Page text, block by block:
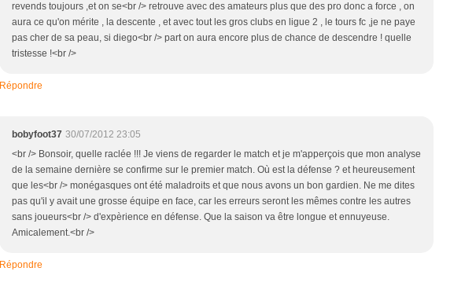
revends toujours ,et on se<br /> retrouve avec des amateurs plus que des pro donc a force , on
aura ce qu'on mérite , la descente , et avec tout les gros clubs en ligue 2 , le tours fc ,je ne paye
pas cher de sa peau, si diego<br /> part on aura encore plus de chance de descendre ! quelle
tristesse !<br />
Répondre
bobyfoot37 30/07/2012 23:05
<br /> Bonsoir, quelle raclée !!! Je viens de regarder le match et je m'apperçois que mon analyse
de la semaine dernière se confirme sur le premier match. Où est la défense ? et heureusement
que les<br /> monégasques ont été maladroits et que nous avons un bon gardien. Ne me dites
pas qu'il y avait une grosse équipe en face, car les erreurs seront les mêmes contre les autres
sans joueurs<br /> d'expèrience en défense. Que la saison va être longue et ennuyeuse.
Amicalement.<br />
Répondre